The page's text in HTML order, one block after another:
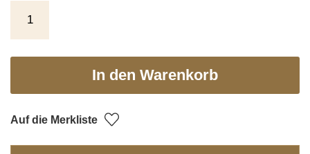
In den Warenkorb
Auf die Merkliste